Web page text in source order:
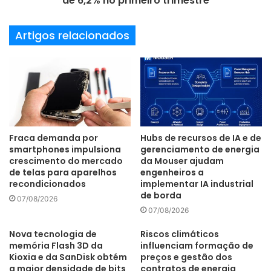
anúncios que estão por vir para a marca. Para essa
campanha, estamos investindo na comunicação digital e
nos PDVs para atingir o cliente final com a ajuda da nossa
anunciar mais algumas novidades para o mercado”,
comenta Cristiane Clausen, diretora geral da Britânia.
A EMPRESA– Fundada em 1956, em Curitiba (PR), a
Britânia iniciou suas atividades com a fabricação de
fogões, fogareiros e móveis metálicos e, logo após, a
produção e comercialização de eletrodomésticos.
Atualmente, são 5 mil colaboradores diretos entre as
Britânia eletroeletrônicos
Artigos relacionados
Fraca demanda por
smartphones impulsiona
crescimento do mercado
de telas para aparelhos
recondicionados
07/08/2026
Hubs de recursos de IA e de
gerenciamento de energia
da Mouser ajudam
engenheiros a
implementar IA industrial
de borda
07/08/2026
Nova tecnologia de
memória Flash 3D da
Kioxia e da SanDisk obtém
a maior densidade de bits
Riscos climáticos
influenciam formação de
preços e gestão dos
contratos de energia